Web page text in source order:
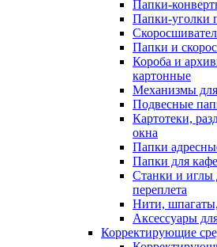
Папки-
Папки-уголки
Папки и
Короба и
картонные
Механизмы
Подвесные
Картотеки,
окна
Папки
Папки для
Станки и иглы
переплета
Нити,
Аксессуары
Корректирующие